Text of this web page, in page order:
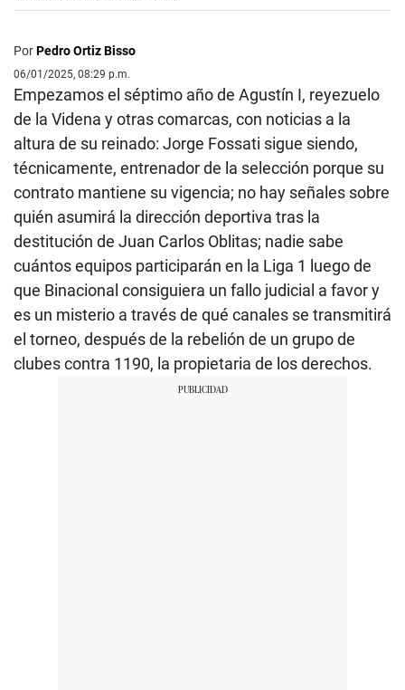
PorPedro Ortiz Bisso
06/01/2025, 08:29 p.m.
Empezamos el séptimo año de Agustín I, reyezuelo
de la Videna y otras comarcas, con noticias a la
altura de su reinado: Jorge Fossati sigue siendo,
técnicamente, entrenador de la selección porque su
contrato mantiene su vigencia; no hay señales sobre
quién asumirá la dirección deportiva tras la
destitución de Juan Carlos Oblitas; nadie sabe
cuántos equipos participarán en la Liga 1 luego de
que Binacional consiguiera un fallo judicial a favor y
es un misterio a través de qué canales se transmitirá
el torneo, después de la rebelión de un grupo de
clubes contra 1190, la propietaria de los derechos.